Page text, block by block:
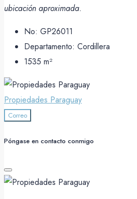
ubicación aproximada.
No: GP26011
Departamento: Cordillera
1535 m²
Propiedades Paraguay
Correo
Póngase en contacto conmigo